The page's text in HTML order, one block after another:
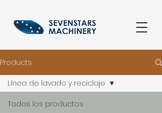
Products
Todos los productos
Línea de lavado y reciclaje